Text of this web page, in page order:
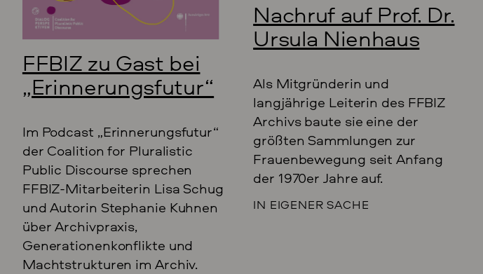
FFBIZ zu Gast bei
„Erinnerungsfutur“
Im Podcast „Erinnerungsfutur“
der Coalition for Pluralistic
Public Discourse sprechen
FFBIZ-Mitarbeiterin Lisa Schug
und Autorin Stephanie Kuhnen
über Archivpraxis,
Generationenkonflikte und
Machtstrukturen im Archiv.
Nachruf auf Prof. Dr.
Ursula Nienhaus
IN EIGENER SACHE
Als Mitgründerin und
langjährige Leiterin des FFBIZ
Archivs baute sie eine der
größten Sammlungen zur
Frauenbewegung seit Anfang
der 1970er Jahre auf.